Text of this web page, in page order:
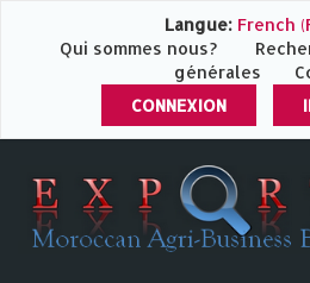
Langue: French
Qui sommes nous?
générales
CONNEXION